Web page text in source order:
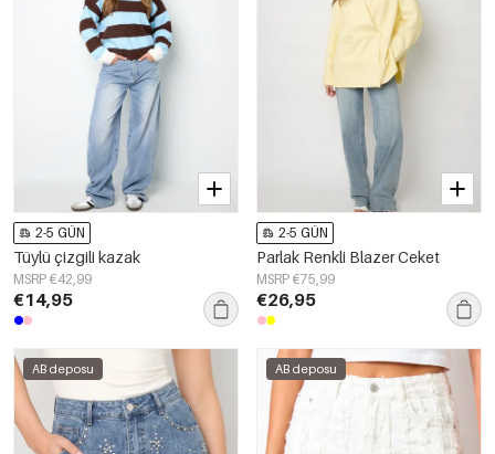
2-5 GÜN
Tüylü çizgili kazak
MSRP €42,99
€14,95
2-5 GÜN
Parlak Renkli Blazer Ceket
MSRP €75,99
€26,95
AB deposu AB deposu